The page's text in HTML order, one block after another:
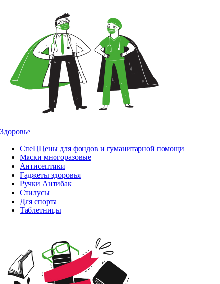
Здоровье
СпеЦЦены для фондов и гуманитарной помощи
Маски многоразовые
Антисептики
Гаджеты здоровья
Ручки Антибак
Стилусы
Для спорта
Таблетницы